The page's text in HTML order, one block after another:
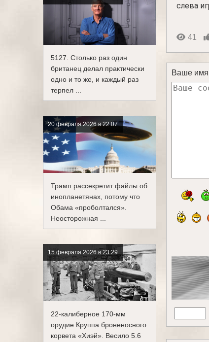
5127. Столько раз один
британец делал практически
одно и то же, и каждый раз
терпел ...
20 февраля 2026 в 22:07
Трамп рассекретит файлы об
инопланетянах, потому что
Обама «проболтался».
Неосторожная ...
15 февраля 2026 в 23:29
22-калиберное 170-мм
орудие Круппа броненосного
корвета «Хиэй». Весило 5.6
слева
41
Ваше